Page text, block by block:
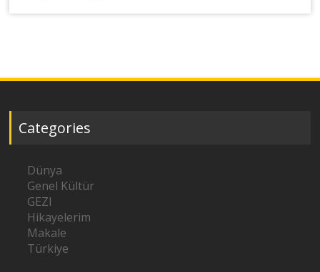
Categories
Dünya
Genel Kültür
GEZI
Hikayelerim
Makale
Türkiye